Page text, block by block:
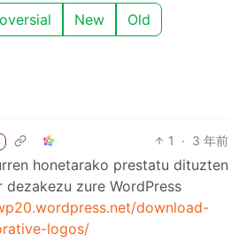
New Old
1 · 3 年前
honetarako prestatu dituzten
zure WordPress
download-
logos/